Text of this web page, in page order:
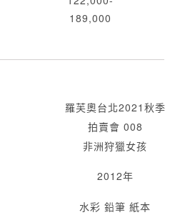
189,000
羅芙奧台北2021秋季
拍賣會 008
非洲狩獵女孩
2012年
水彩 鉛筆 紙本